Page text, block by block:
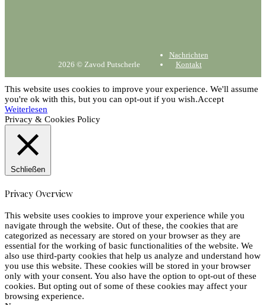
2026 © Zavod Putscherle
Nachrichten
Kontakt
This website uses cookies to improve your experience. We'll assume
you're ok with this, but you can opt-out if you wish.Accept
Weiterlesen
Privacy & Cookies Policy
Schließen
Privacy Overview
This website uses cookies to improve your experience while you
navigate through the website. Out of these, the cookies that are
categorized as necessary are stored on your browser as they are
essential for the working of basic functionalities of the website. We
also use third-party cookies that help us analyze and understand how
you use this website. These cookies will be stored in your browser
only with your consent. You also have the option to opt-out of these
cookies. But opting out of some of these cookies may affect your
browsing experience.